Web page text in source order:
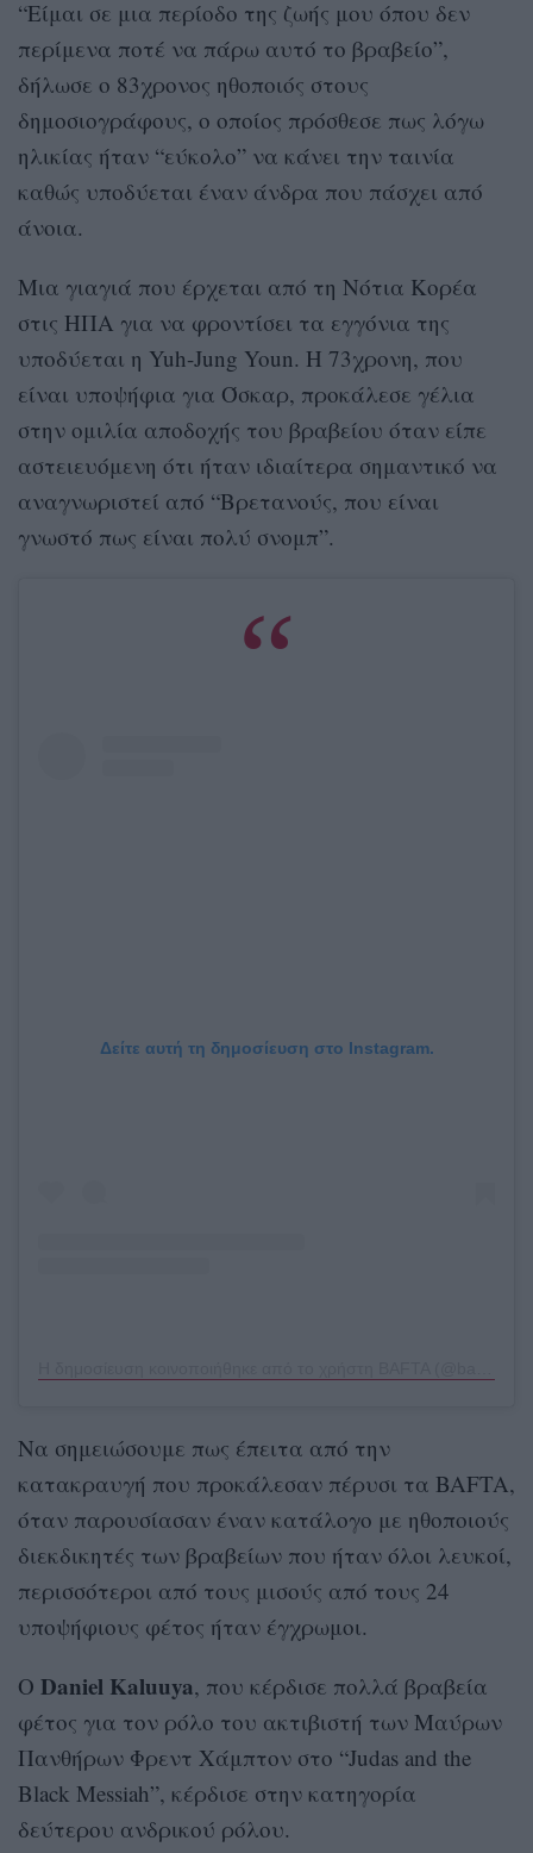
“Είμαι σε μια περίοδο της ζωής μου όπου δεν
περίμενα ποτέ να πάρω αυτό το βραβείο”,
δήλωσε ο 83χρονος ηθοποιός στους
δημοσιογράφους, ο οποίος πρόσθεσε πως λόγω
ηλικίας ήταν “εύκολο” να κάνει την ταινία
καθώς υποδύεται έναν άνδρα που πάσχει από
άνοια.
Μια γιαγιά που έρχεται από τη Νότια Κορέα
στις ΗΠΑ για να φροντίσει τα εγγόνια της
υποδύεται η Yuh-Jung Youn. Η 73χρονη, που
είναι υποψήφια για Όσκαρ, προκάλεσε γέλια
στην ομιλία αποδοχής του βραβείου όταν είπε
αστειευόμενη ότι ήταν ιδιαίτερα σημαντικό να
αναγνωριστεί από “Βρετανούς, που είναι
γνωστό πως είναι πολύ σνομπ”.
Δείτε αυτή τη δημοσίευση στο Instagram.
Nα σημειώσουμε πως έπειτα από την
κατακραυγή που προκάλεσαν πέρυσι τα BAFTA,
όταν παρουσίασαν έναν κατάλογο με ηθοποιούς
διεκδικητές των βραβείων που ήταν όλοι λευκοί,
περισσότεροι από τους μισούς από τους 24
υποψήφιους φέτος ήταν έγχρωμοι.
Ο Daniel Kaluuya, που κέρδισε πολλά βραβεία
φέτος για τον ρόλο του ακτιβιστή των Μαύρων
Πανθήρων Φρεντ Χάμπτον στο “Judas and the
Black Messiah”, κέρδισε στην κατηγορία
δεύτερου ανδρικού ρόλου.